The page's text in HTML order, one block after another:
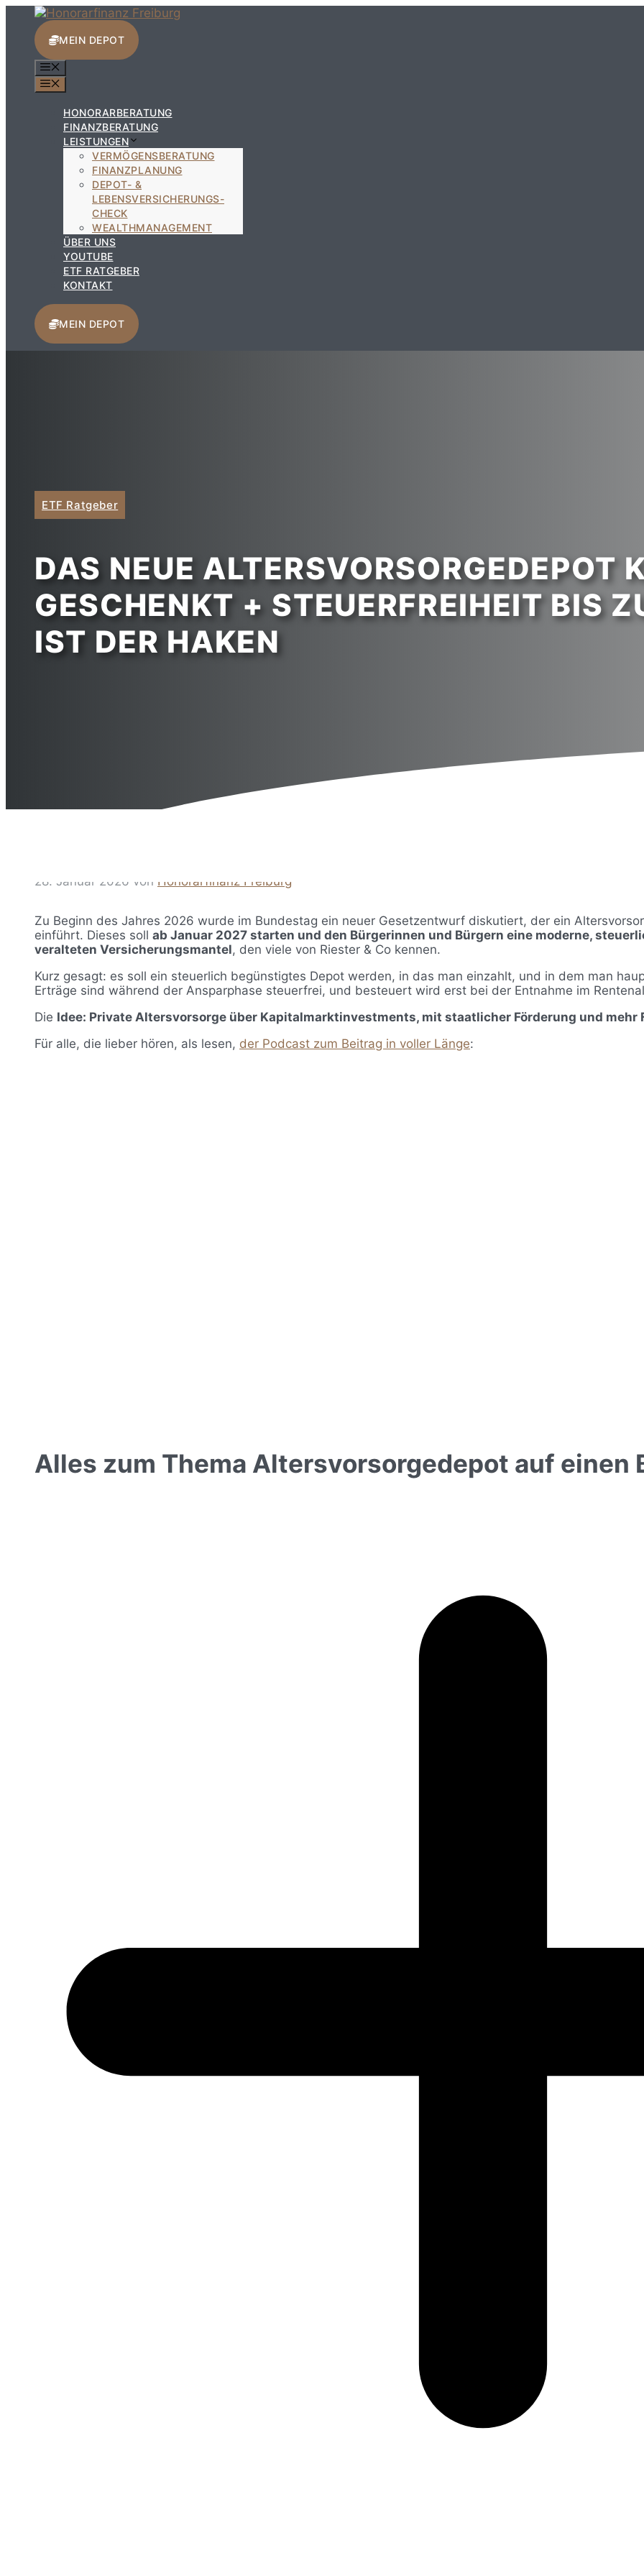
springen MEIN DEPOT
HONORARBERATUNG
FINANZBERATUNG
LEISTUNGEN
VERMÖGENSBERATUNG
FINANZPLANUNG
DEPOT- &
LEBENSVERSICHERUNGS-
CHECK
WEALTHMANAGEMENT
ÜBER UNS
YOUTUBE
ETF RATGEBER
KONTAKT
MEIN DEPOT
ETF Ratgeber
DAS NEUE
GESCHENKT + STEUERFREIHEIT BIS
IST DER HAKEN
28. Januar 2026 von Honorarfinanz Freiburg
Zu Beginn des Jahres 2026 wurde im Bundestag ein neuer Gesetzentwurf diskutiert, der ein
einführt. Dieses soll ab Januar 2027 starten und den Bürgerinnen und Bürgern eine moderne,
veralteten Versicherungsmantel, den viele von Riester & Co kennen.
Kurz gesagt: es soll ein steuerlich begünstigtes Depot werden, in das man einzahlt, und in dem man
Erträge sind während der Ansparphase steuerfrei, und besteuert wird erst bei der Entnahme im
Die Idee: Private Altersvorsorge über Kapitalmarktinvestments, mit staatlicher Förderung und
Für alle, die lieber hören, als lesen, der Podcast zum Beitrag in voller Länge:
Alles zum Thema Altersvorsorgedepot auf einen